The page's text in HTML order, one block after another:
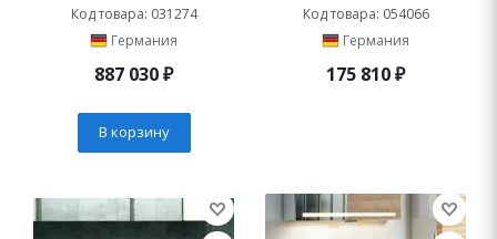
Код товара: 031274
Германия
887 030₽
В корзину
Код товара: 054066
Германия
175 810₽